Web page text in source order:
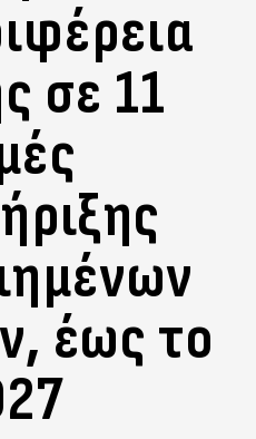
σε 11
έως το